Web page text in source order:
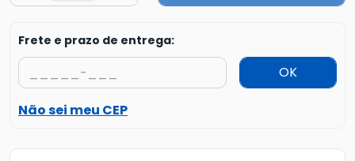
Frete e prazo de entrega:
OK
Não sei meu CEP